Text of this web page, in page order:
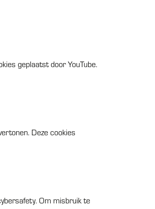
geplaatst door YouTube.
Deze cookies
Om misbruik te